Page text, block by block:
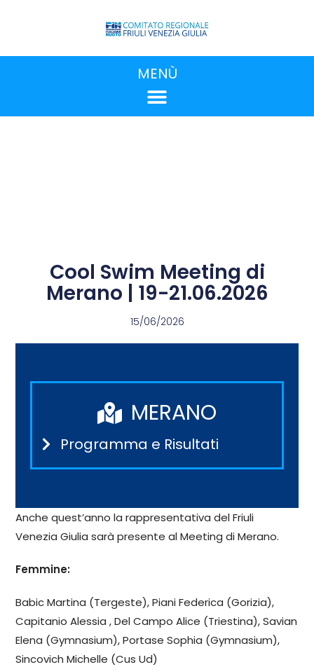
MENÙ
Cool Swim Meeting di
Merano | 19-21.06.2026
15/06/2026
MERANO
Programma e Risultati
Anche quest’anno la rappresentativa del Friuli
Venezia Giulia sarà presente al Meeting di Merano.
Femmine:
Babic Martina (Tergeste), Piani Federica (Gorizia),
Capitanio Alessia , Del Campo Alice (Triestina), Savian
Elena (Gymnasium), Portase Sophia (Gymnasium),
Sincovich Michelle (Cus Ud)